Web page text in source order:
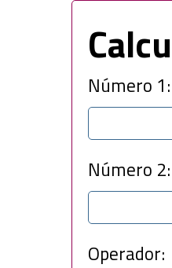
Número 1:
Número 2:
Operador: